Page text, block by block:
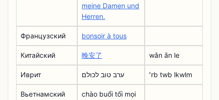
meine Damen und
Herren.
Французский bonsoir à tous
Китайский 晚安了 wǎn ān le
Иврит ערב טוב לכולם ʻrb twb lkwlm
Вьетнамский
chào buổi tối mọi